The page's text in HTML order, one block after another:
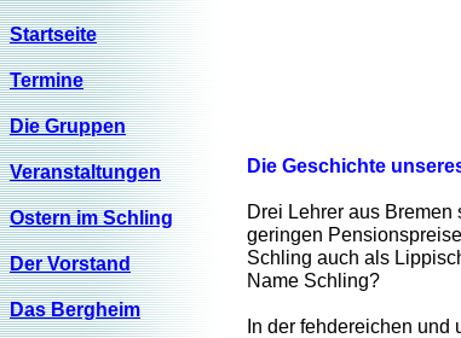
Startseite
Termine
Die Gruppen
Veranstaltungen
Ostern im Schling
Der Vorstand
Das Bergheim
Die Geschichte
Drei Lehrer aus
geringen
Schling auch als
Name Schling?
In der fehdereichen